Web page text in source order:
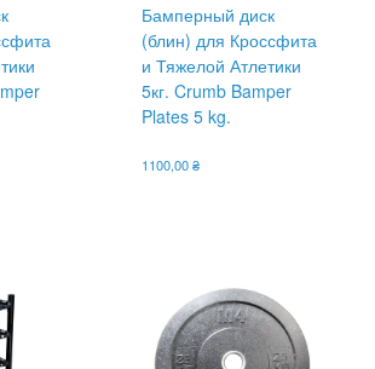
Бамперный диск
(блин) для Кроссфита
и Тяжелой Атлетики
5кг. Crumb Bamper
Plates 5 kg.
1100,00₴